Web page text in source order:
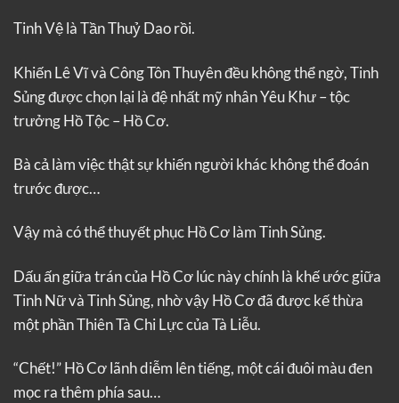
Tinh Vệ là Tần Thuỷ Dao rồi.
Khiến Lê Vĩ và Công Tôn Thuyên đều không thể ngờ, Tinh
Sủng được chọn lại là đệ nhất mỹ nhân Yêu Khư – tộc
trưởng Hồ Tộc – Hồ Cơ.
Bà cả làm việc thật sự khiến người khác không thể đoán
trước được…
Vậy mà có thể thuyết phục Hồ Cơ làm Tinh Sủng.
Dấu ấn giữa trán của Hồ Cơ lúc này chính là khế ước giữa
Tinh Nữ và Tinh Sủng, nhờ vậy Hồ Cơ đã được kế thừa
một phần Thiên Tà Chi Lực của Tà Liễu.
“Chết!” Hồ Cơ lãnh diễm lên tiếng, một cái đuôi màu đen
mọc ra thêm phía sau…